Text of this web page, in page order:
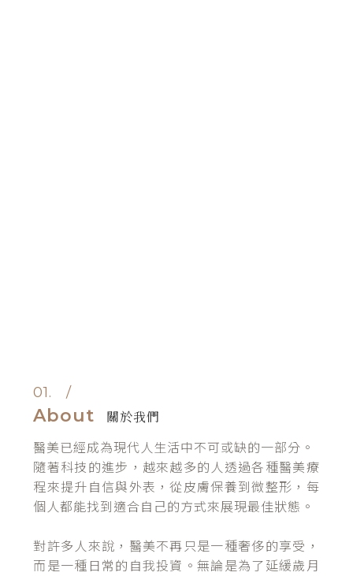
01. ∕
About 關於我們
醫美已經成為現代人生活中不可或缺的一部分。
隨著科技的進步，越來越多的人透過各種醫美療
程來提升自信與外表，從皮膚保養到微整形，每
個人都能找到適合自己的方式來展現最佳狀態。
對許多人來說，醫美不再只是一種奢侈的享受，
而是一種日常的自我投資。無論是為了延緩歲月